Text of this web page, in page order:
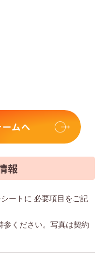
ムへ
報
ートに 必要項⽬をご記
ください。写真は契約